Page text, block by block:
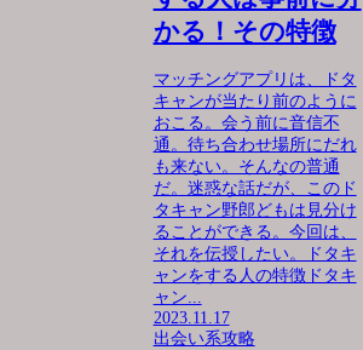
かる！その特徴
マッチングアプリは、ドタ
キャンが当たり前のように
おこる。会う前に音信不
通。待ち合わせ場所にだれ
も来ない。そんなの普通
だ。迷惑な話だが、このド
タキャン野郎どもは見分け
ることができる。今回は、
それを伝授したい。ドタキ
ャンをする人の特徴ドタキ
ャン...
2023.11.17
出会い系攻略